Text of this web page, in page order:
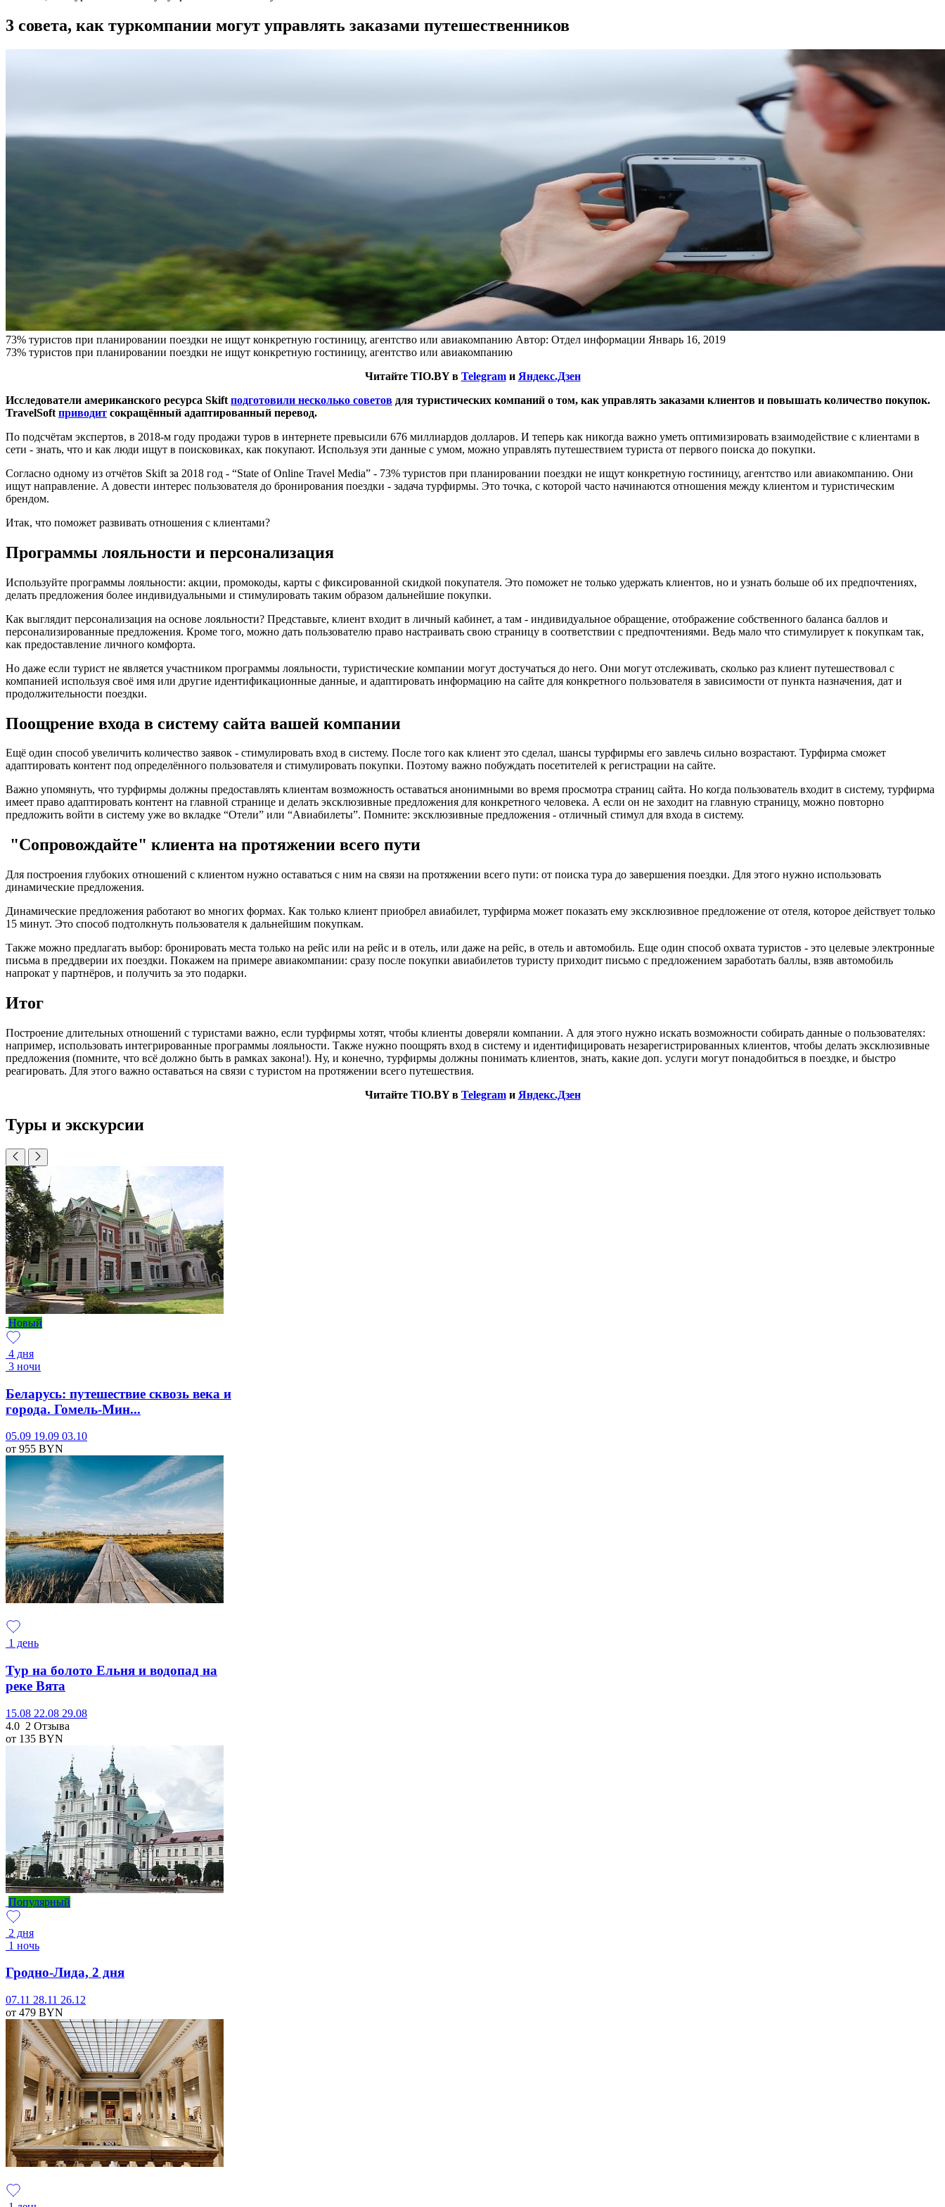
3 совета, как туркомпании могут управлять заказами путешественников
73% туристов при планировании поездки не ищут конкретную гостиницу, агентство или авиакомпанию Автор: Отдел информации Январь 16, 2019
73% туристов при планировании поездки не ищут конкретную гостиницу, агентство или авиакомпанию
Читайте TIO.BY в Telegramи Яндекс.Дзен
Исследователи американского ресурса Skift подготовили несколько советов для туристических компаний о том, как управлять заказами клиентов и повышать количество покупок.
TravelSoft приводит сокращённый адаптированный перевод.
По подсчётам экспертов, в 2018-м году продажи туров в интернете превысили 676 миллиардов долларов. И теперь как никогда важно уметь оптимизировать взаимодействие с клиентами в
сети - знать, что и как люди ищут в поисковиках, как покупают. Используя эти данные с умом, можно управлять путешествием туриста от первого поиска до покупки.
Согласно одному из отчётов Skift за 2018 год - “State of Online Travel Media” - 73% туристов при планировании поездки не ищут конкретную гостиницу, агентство или авиакомпанию. Они
ищут направление. А довести интерес пользователя до бронирования поездки - задача турфирмы. Это точка, с которой часто начинаются отношения между клиентом и туристическим
брендом.
Итак, что поможет развивать отношения с клиентами?
Программы лояльности и персонализация
Используйте программы лояльности: акции, промокоды, карты с фиксированной скидкой покупателя. Это поможет не только удержать клиентов, но и узнать больше об их предпочтениях,
делать предложения более индивидуальными и стимулировать таким образом дальнейшие покупки.
Как выглядит персонализация на основе лояльности? Представьте, клиент входит в личный кабинет, а там - индивидуальное обращение, отображение собственного баланса баллов и
персонализированные предложения. Кроме того, можно дать пользователю право настраивать свою страницу в соответствии с предпочтениями. Ведь мало что стимулирует к покупкам так,
как предоставление личного комфорта.
Но даже если турист не является участником программы лояльности, туристические компании могут достучаться до него. Они могут отслеживать, сколько раз клиент путешествовал с
компанией используя своё имя или другие идентификационные данные, и адаптировать информацию на сайте для конкретного пользователя в зависимости от пункта назначения, дат и
продолжительности поездки.
Поощрение входа в систему сайта вашей компании
Ещё один способ увеличить количество заявок - стимулировать вход в систему. После того как клиент это сделал, шансы турфирмы его завлечь сильно возрастают. Турфирма сможет
адаптировать контент под определённого пользователя и стимулировать покупки. Поэтому важно побуждать посетителей к регистрации на сайте.
Важно упомянуть, что турфирмы должны предоставлять клиентам возможность оставаться анонимными во время просмотра страниц сайта. Но когда пользователь входит в систему, турфирма
имеет право адаптировать контент на главной странице и делать эксклюзивные предложения для конкретного человека. А если он не заходит на главную страницу, можно повторно
предложить войти в систему уже во вкладке “Отели” или “Авиабилеты”. Помните: эксклюзивные предложения - отличный стимул для входа в систему.
"Сопровождайте" клиента на протяжении всего пути
Для построения глубоких отношений с клиентом нужно оставаться с ним на связи на протяжении всего пути: от поиска тура до завершения поездки. Для этого нужно использовать
динамические предложения.
Динамические предложения работают во многих формах. Как только клиент приобрел авиабилет, турфирма может показать ему эксклюзивное предложение от отеля, которое действует только
15 минут. Это способ подтолкнуть пользователя к дальнейшим покупкам.
Также можно предлагать выбор: бронировать места только на рейс или на рейс и в отель, или даже на рейс, в отель и автомобиль. Еще один способ охвата туристов - это целевые электронные
письма в преддверии их поездки. Покажем на примере авиакомпании: сразу после покупки авиабилетов туристу приходит письмо с предложением заработать баллы, взяв автомобиль
напрокат у партнёров, и получить за это подарки.
Итог
Построение длительных отношений с туристами важно, если турфирмы хотят, чтобы клиенты доверяли компании. А для этого нужно искать возможности собирать данные о пользователях:
например, использовать интегрированные программы лояльности. Также нужно поощрять вход в систему и идентифицировать незарегистрированных клиентов, чтобы делать эксклюзивные
предложения (помните, что всё должно быть в рамках закона!). Ну, и конечно, турфирмы должны понимать клиентов, знать, какие доп. услуги могут понадобиться в поездке, и быстро
реагировать. Для этого важно оставаться на связи с туристом на протяжении всего путешествия.
Читайте TIO.BY в Telegramи Яндекс.Дзен
Туры и экскурсии
Новый
4 дня
3 ночи
Беларусь: путешествие сквозь века и
города. Гомель-Мин...
05.09 19.09 03.10
от 955 BYN
1 день
Тур на болото Ельня и водопад на
реке Вята
15.08 22.08 29.08
4.0 2 Отзыва
от 135 BYN
Популярный
2 дня
1 ночь
Гродно-Лида, 2 дня
07.11 28.11 26.12
от 479 BYN